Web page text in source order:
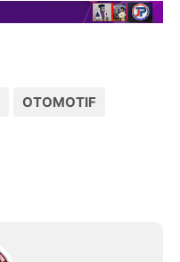
OTOMOTIF